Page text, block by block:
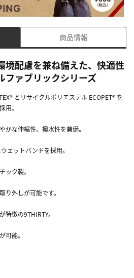
商品情報
境配慮を兼ね備えた、快適性
ファブリックシリーズ
とリサイクルポリエステル ECOPET® を
用。
かな伸縮性、撥水性を兼備。
ェットバンドを採用。
ック製。
り外しが可能です。
特徴の9THIRTY。
可能。